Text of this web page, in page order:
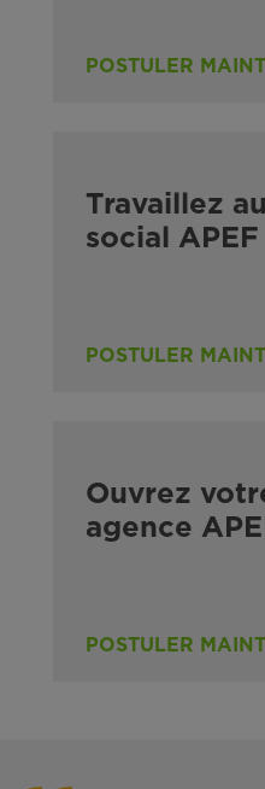
POSTULER
Travaillez
social APEF
POSTULER
Ouvrez
agence
POSTULER